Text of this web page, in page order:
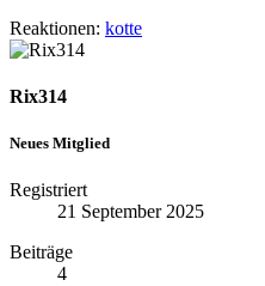
Reaktionen: kotte
Rix314
Neues Mitglied
Registriert
21 September 2025
Beiträge
4